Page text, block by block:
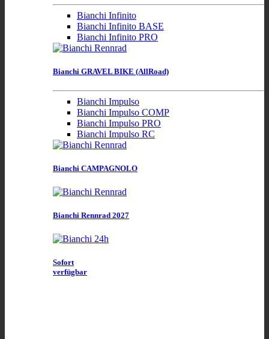
Bianchi Infinito
Bianchi Infinito BASE
Bianchi Infinito PRO
Bianchi GRAVEL BIKE (AllRoad)
Bianchi Impulso
Bianchi Impulso COMP
Bianchi Impulso PRO
Bianchi Impulso RC
Bianchi CAMPAGNOLO
Bianchi Rennrad 2027
Sofort
verfügbar